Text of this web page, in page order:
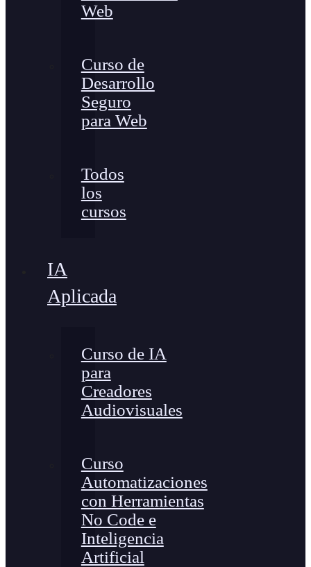
Web
Curso de
Desarrollo
Seguro
para Web
Todos
los
cursos
IA
Aplicada
Curso de IA
para
Creadores
Audiovisuales
Curso
Automatizaciones
con Herramientas
No Code e
Inteligencia
Artificial